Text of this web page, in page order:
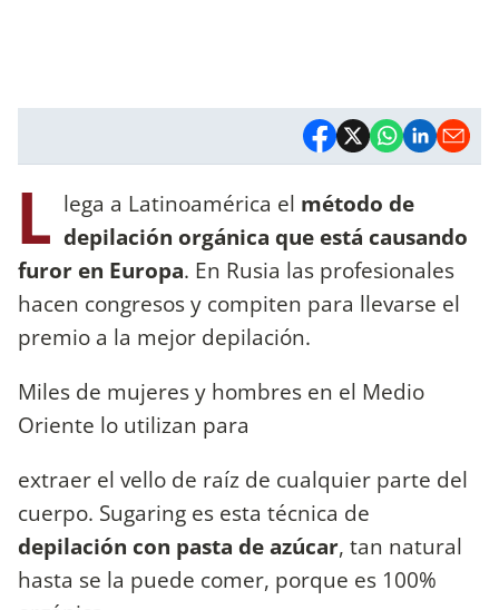
L lega a Latinoamérica el método de
depilación orgánica que está causando
furor en Europa. En Rusia las profesionales
hacen congresos y compiten para llevarse el
premio a la mejor depilación.
Miles de mujeres y hombres en el Medio
Oriente lo utilizan para
extraer el vello de raíz de cualquier parte del
cuerpo. Sugaring es esta técnica de
depilación con pasta de azúcar, tan natural
hasta se la puede comer, porque es 100%